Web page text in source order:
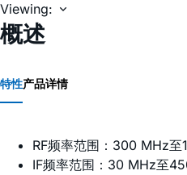
Viewing:
概述
特性产品详情
RF频率范围：300 MHz至
IF频率范围：30 MHz至